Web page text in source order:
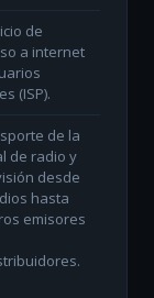
de
a internet
(ISP).
de la
de radio y
desde
hasta
emisores